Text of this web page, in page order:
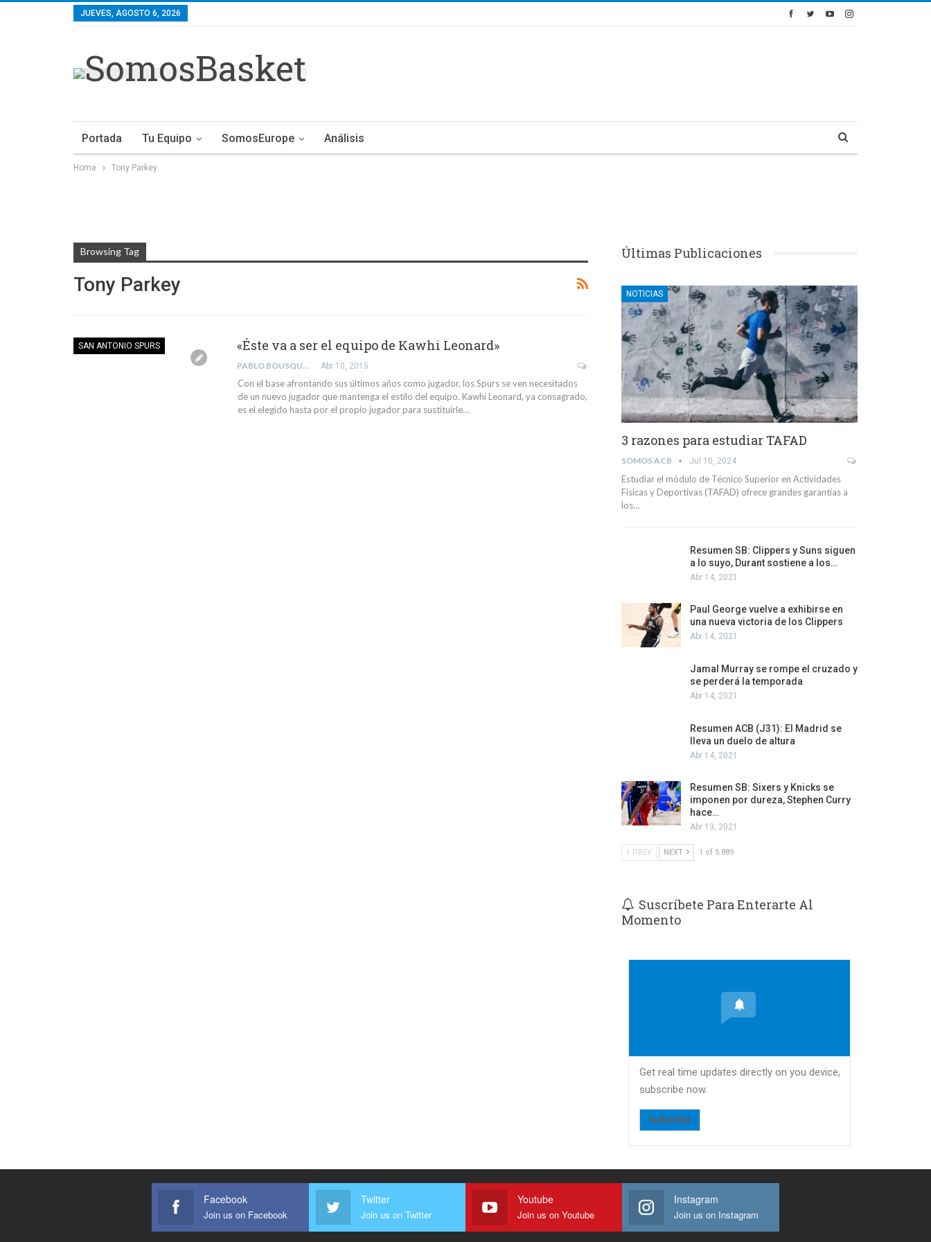
JUEVES, AGOSTO 6, 2026
Portada Tu Equipo SomosEurope Análisis
Home Tony Parkey
Browsing Tag
Tony Parkey
SAN ANTONIO SPURS «Éste va a ser el equipo de Kawhi Leonard»
PABLO BOUSQUETS MUÑOZ Abr 10, 2015
Con el base afrontando sus últimos años como jugador, los Spurs se ven necesitados
de un nuevo jugador que mantenga el estilo del equipo. Kawhi Leonard, ya consagrado,
es el elegido hasta por el propio jugador para sustituirle…
Últimas Publicaciones
NOTICIAS
3 razones para estudiar TAFAD
SOMOS ACB Jul 10, 2024
Estudiar el módulo de Técnico Superior en Actividades
Físicas y Deportivas (TAFAD) ofrece grandes garantías a
los…
Resumen SB: Clippers y Suns siguen
a lo suyo, Durant sostiene a los…
Abr 14, 2021
Paul George vuelve a exhibirse en
una nueva victoria de los Clippers
Abr 14, 2021
Jamal Murray se rompe el cruzado y
se perderá la temporada
Abr 14, 2021
Resumen ACB (J31): El Madrid se
lleva un duelo de altura
Abr 14, 2021
Resumen SB: Sixers y Knicks se
imponen por dureza, Stephen Curry
hace…
Abr 13, 2021
PREV NEXT 1 of 5.889
Suscríbete Para Enterarte Al
Momento
Get real time updates directly on you device,
subscribe now.
Subscribe
Facebook
Join us on Facebook
Twitter
Join us on Twitter
Youtube
Join us on Youtube
Instagram
Join us on Instagram